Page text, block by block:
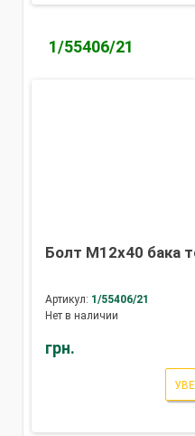
1/55406/21
Болт М12х40 бака
Артикул: 1/55406/21
Нет в наличии
грн.